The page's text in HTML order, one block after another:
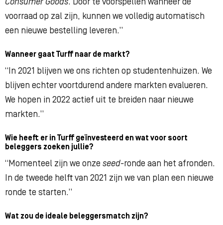
Consumer Goods. Door te voorspellen wanneer de
voorraad op zal zijn, kunnen we volledig automatisch
een nieuwe bestelling leveren.”
Wanneer gaat Turff naar de markt?
“In 2021 blijven we ons richten op studentenhuizen. We
blijven echter voortdurend andere markten evalueren.
We hopen in 2022 actief uit te breiden naar nieuwe
markten.”
Wie heeft er in Turff geïnvesteerd en wat voor soort
beleggers zoeken jullie?
“Momenteel zijn we onze seed-ronde aan het afronden.
In de tweede helft van 2021 zijn we van plan een nieuwe
ronde te starten.”
Wat zou de ideale beleggersmatch zijn?